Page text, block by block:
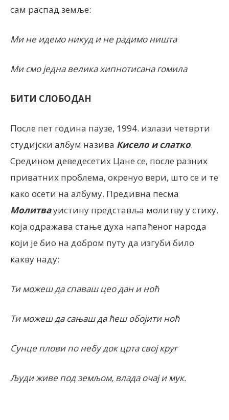
сам распад земље:
Ми не идемо никуд и не радимо ништа
Ми смо једна велика хипнотисана гомила
БИТИ СЛОБОДАН
После пет година паузе, 1994. излази четврти
студијски албум назива Кисело и слатко.
Средином деведесетих Цане се, после разних
приватних проблема, окренуо вери, што се и те
како осети на албуму. Предивна песма
Молитвауистину представља молитву у стиху,
која одражава стање духа напаћеног народа
који је био на добром путу да изгуби било
какву наду:
Ти можеш да спаваш цео дан и ноћ
Ти можеш да сањаш да ћеш обојити ноћ
Сунце плови по небу док црта свој круг
Људи живе под земљом, влада очај и мук.